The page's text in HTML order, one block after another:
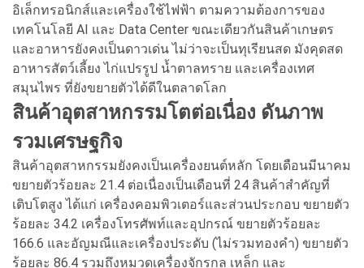
อิเล็กทรอนิกส์และเครื่องใช้ไฟฟ้า ตามความต้องการของ
เทคโนโลยี AI และ Data Center ขณะเดียวกันสินค้าเกษตร
และอาหารยังคงเป็นดาวเด่น ไม่ว่าจะเป็นทุเรียนสด มังคุดสด
อาหารสัตว์เลี้ยง ไก่แปรรูป น้ำตาลทราย และเครื่องเทศ
สมุนไพร ที่ยังขยายตัวได้ดีในตลาดโลก
สินค้าอุตสาหกรรมโตต่อเนื่อง ดันภาพ
รวมเศรษฐกิจ
สินค้าอุตสาหกรรมยังคงเป็นเครื่องยนต์หลัก โดยเดือนมีนาคม
ขยายตัวร้อยละ 21.4 ต่อเนื่องเป็นเดือนที่ 24 สินค้าสำคัญที่
เติบโตสูง ได้แก่ เครื่องคอมพิวเตอร์และส่วนประกอบ ขยายตัว
ร้อยละ 34.2 เครื่องโทรศัพท์และอุปกรณ์ ขยายตัวร้อยละ
166.6 และอัญมณีและเครื่องประดับ (ไม่รวมทองคำ) ขยายตัว
ร้อยละ 86.4 รวมถึงหมวดเครื่องจักรกล เหล็ก และ